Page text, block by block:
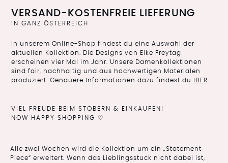
VERSAND-KOSTENFREIE LIEFERUNG
IN GANZ ÖSTERREICH
In unserem Online-Shop findest du eine Auswahl der
aktuellen Kollektion. Die Designs von Elke Freytag
erscheinen vier Mal im Jahr. Unsere Damenkollektionen
sind fair, nachhaltig und aus hochwertigen Materialen
produziert. Genauere Informationen dazu findest du HIER.
VIEL FREUDE BEIM STÖBERN & EINKAUFEN!
NOW HAPPY SHOPPING ♡
Alle zwei Wochen wird die Kollektion um ein „Statement
Piece“ erweitert. Wenn das Lieblingsstück nicht dabei ist,